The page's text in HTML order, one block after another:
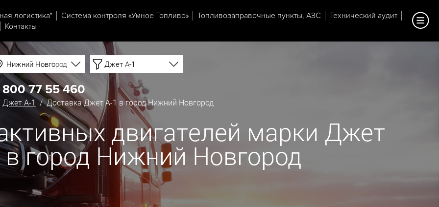
логистика" Система контроля «Умное Топливо» Топливозаправочные пункты, АЗС
Технический аудит
Контакты
Нижний Новгород Джет А-1
800 77 55 460
Джет А-1 / Доставка Джет А-1 в город Нижний Новгород
двигателей марки Джет
в город Нижний Новгород